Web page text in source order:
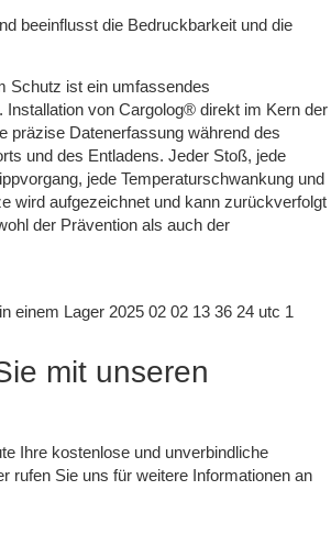
beeinflusst die Bedruckbarkeit und die
Schutz ist ein umfassendes
Installation von Cargolog® direkt im Kern der
präzise Datenerfassung während des
und des Entladens. Jeder Stoß, jede
jede Temperaturschwankung und
wird aufgezeichnet und kann zurückverfolgt
der Prävention als auch der
mit unseren
Ihre kostenlose und unverbindliche
rufen Sie uns für weitere Informationen an